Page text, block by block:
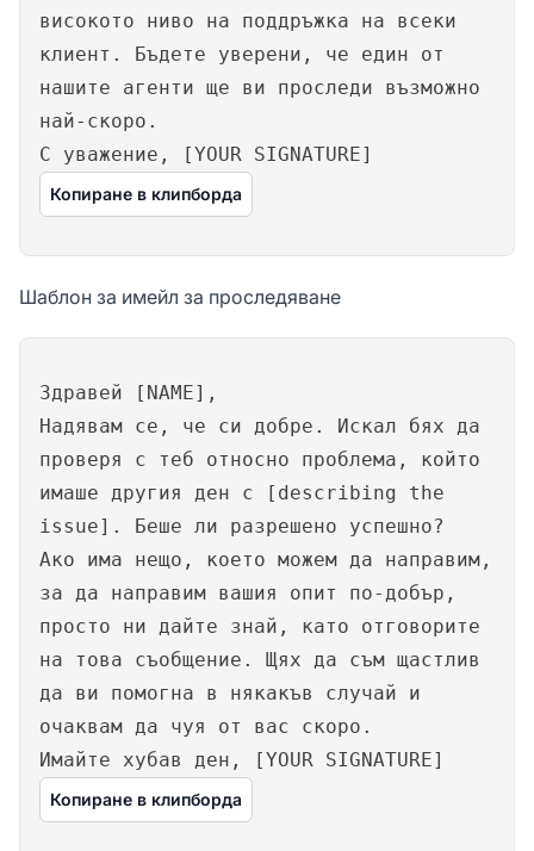
високото ниво на поддръжка на всеки
клиент. Бъдете уверени, че един от
нашите агенти ще ви проследи възможно
най-скоро.
С уважение, [YOUR SIGNATURE]
Копиране в клипборда
Шаблон за имейл за проследяване
Здравей [NAME],
Надявам се, че си добре. Искал бях да
проверя с теб относно проблема, който
имаше другия ден с [describing the
issue]. Беше ли разрешено успешно?
Ако има нещо, което можем да направим,
за да направим вашия опит по-добър,
просто ни дайте знай, като отговорите
на това съобщение. Щях да съм щастлив
да ви помогна в някакъв случай и
очаквам да чуя от вас скоро.
Имайте хубав ден, [YOUR SIGNATURE]
Копиране в клипборда